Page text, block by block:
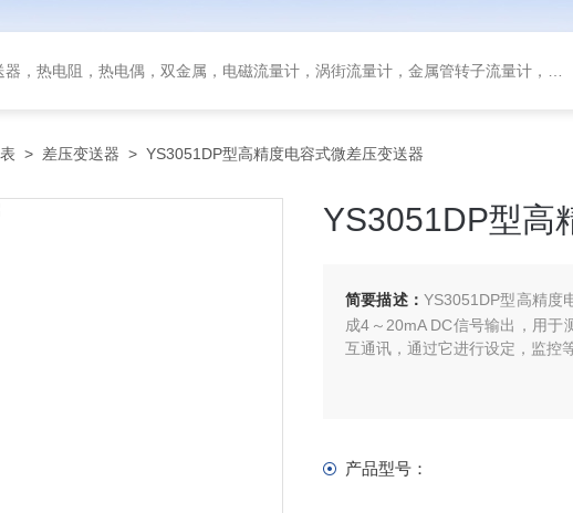
阻，热电偶，双金属，电磁流量计，涡街流量计，金属管转子流量计，磁翻板液位计，超声波液位计
> 差压变送器 > YS3051DP型高精度电容式微差压变送器
YS3051DP型高
简要描述：YS3051DP型高精度
成4～20mA DC信号输出，用于
互通讯，通过它进行设定，监控等
产品型号：